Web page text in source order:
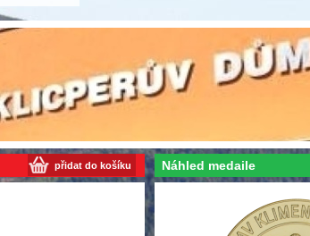
přidat do košíku Náhled medaile